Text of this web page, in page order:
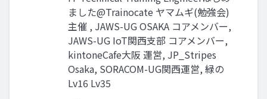
ました@Trainocate ヤマムギ(勉強会)
主催 , JAWS-UG OSAKA コアメンバー,
JAWS-UG IoT関西支部 コアメンバー,
kintoneCafe大阪 運営, JP_Stripes
Osaka, SORACOM-UG関西運営, 緑の
Lv16 Lv35